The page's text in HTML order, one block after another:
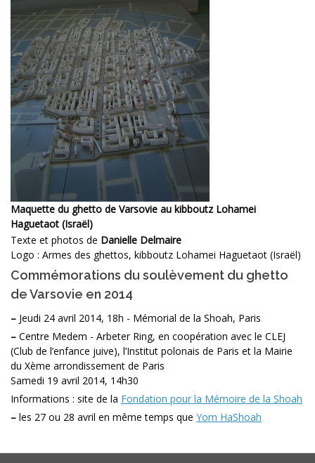
Maquette du ghetto de Varsovie au kibboutz Lohamei
Haguetaot (Israël)
Texte et photos de Danielle Delmaire
Logo : Armes des ghettos, kibboutz Lohamei Haguetaot (Israël)
Commémorations du soulèvement du ghetto
de Varsovie en 2014
– Jeudi 24 avril 2014, 18h - Mémorial de la Shoah, Paris
– Centre Medem - Arbeter Ring, en coopération avec le CLEJ
(Club de l’enfance juive), l’Institut polonais de Paris et la Mairie
du Xème arrondissement de Paris
Samedi 19 avril 2014, 14h30
Informations : site de la Fondation pour la Mémoire de la Shoah
– les 27 ou 28 avril en même temps que Yom HaShoah